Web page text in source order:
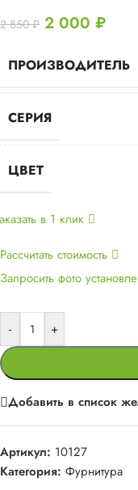
2 850₽ 2 000 ₽
ПРОИЗВОДИТЕЛЬ
СЕРИЯ
ЦВЕТ
в 1 клик
Рассчитать стоимость
Запросить фото
- +
Добавить в список
Артикул: 10127
Категория: Фурнитура